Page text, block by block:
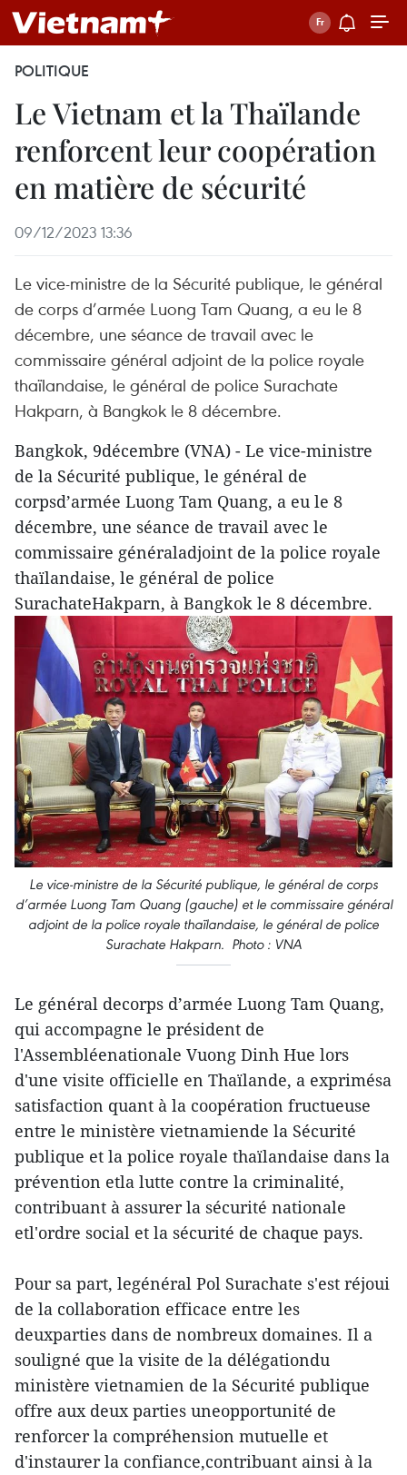
POLITIQUE
Le Vietnam et la Thaïlande
renforcent leur coopération
en matière de sécurité
09/12/2023 13:36
Le vice-ministre de la Sécurité publique, le général
de corps d’armée Luong Tam Quang, a eu le 8
décembre, une séance de travail avec le
commissaire général adjoint de la police royale
thaïlandaise, le général de police Surachate
Hakparn, à Bangkok le 8 décembre.
Bangkok, 9décembre (VNA) - Le vice-ministre
de la Sécurité publique, le général de
corpsd’armée Luong Tam Quang, a eu le 8
décembre, une séance de travail avec le
commissaire généraladjoint de la police royale
thaïlandaise, le général de police
SurachateHakparn, à Bangkok le 8 décembre.
Le vice-ministre de la Sécurité publique, le général de corps
d’armée Luong Tam Quang (gauche) et le commissaire général
adjoint de la police royale thaïlandaise, le général de police
Surachate Hakparn. Photo : VNA
Le général decorps d’armée Luong Tam Quang,
qui accompagne le président de
l'Assembléenationale Vuong Dinh Hue lors
d'une visite officielle en Thaïlande, a exprimésa
satisfaction quant à la coopération fructueuse
entre le ministère vietnamiende la Sécurité
publique et la police royale thaïlandaise dans la
prévention etla lutte contre la criminalité,
contribuant à assurer la sécurité nationale
etl'ordre social et la sécurité de chaque pays.
Pour sa part, legénéral Pol Surachate s'est réjoui
de la collaboration efficace entre les
deuxparties dans de nombreux domaines. Il a
souligné que la visite de la délégationdu
ministère vietnamien de la Sécurité publique
offre aux deux parties uneopportunité de
renforcer la compréhension mutuelle et
d'instaurer la confiance,contribuant ainsi à la